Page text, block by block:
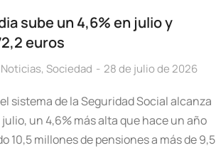
sube un 4,6% en julio y
euros
Noticias, Sociedad 28 de julio de 2026
sistema de la Seguridad Social alcanza
julio, un 4,6% más alta que hace un año
millones de pensiones a más de 9,5